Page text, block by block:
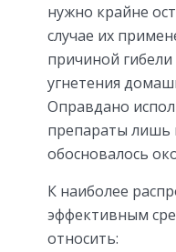
нужно крайне
случае их
причиной
угнетения
Оправдано
препараты лишь
обосновалось
К наиболее
эффективным
относить: